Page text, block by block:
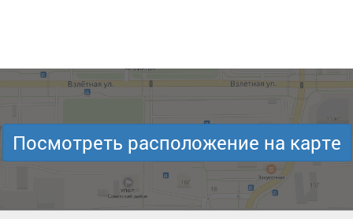
Посмотреть расположение на карте